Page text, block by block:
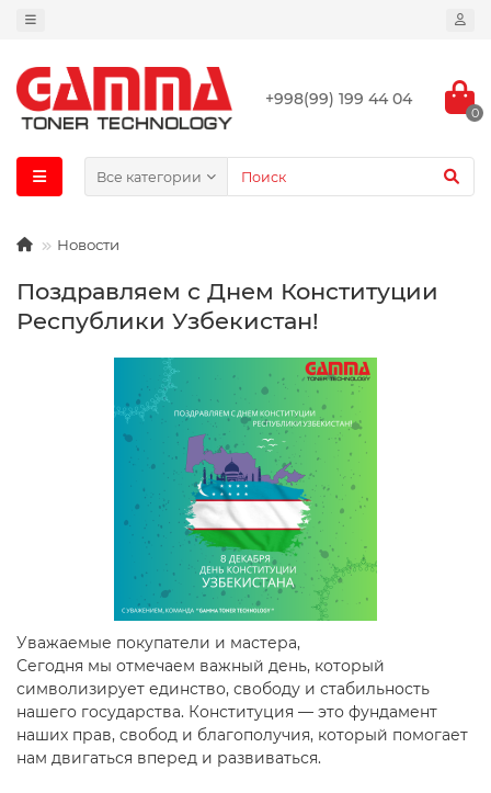
+998(99) 199 44 04
0
Все категории
Новости
Поздравляем с Днем Конституции
Республики Узбекистан!
Уважаемые покупатели и мастера,
Сегодня мы отмечаем важный день, который
символизирует единство, свободу и стабильность
нашего государства. Конституция — это фундамент
наших прав, свобод и благополучия, который помогает
нам двигаться вперед и развиваться.